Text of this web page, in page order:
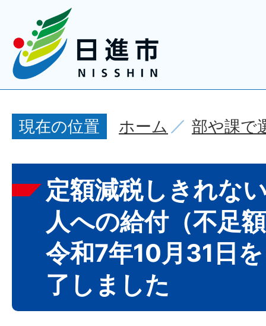
現在の位置 ホーム 部や課で
定額減税しきれな
人への給付（不足
令和7年10月31日
了しました